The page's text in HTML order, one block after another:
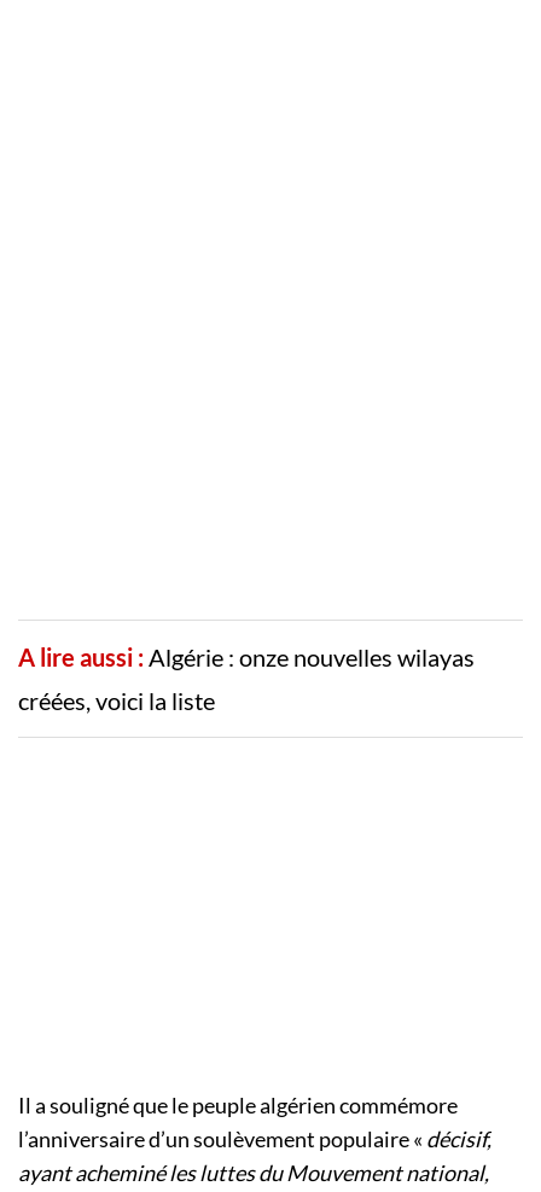
A lire aussi : Algérie : onze nouvelles wilayas
créées, voici la liste
Il a souligné que le peuple algérien commémore
l’anniversaire d’un soulèvement populaire « décisif,
ayant acheminé les luttes du Mouvement national,